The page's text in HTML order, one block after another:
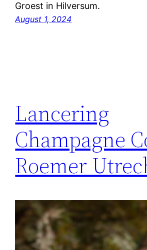
Groest in Hilversum.
August 1, 2024
Lancering
Champagne
Roemer